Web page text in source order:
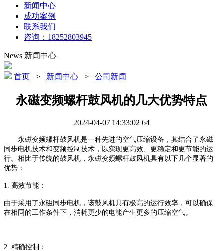
新闻中心
成功案例
联系我们
咨询：18252803945
News 新闻中心
首页 > 新闻中心 > 公司新闻
永磁变频螺杆鼓风机的几大优势特点
2024-04-07 14:33:02 64
永磁变频螺杆鼓风机是一种先进的空气压缩设备，其结合了永磁
同步电机技术和变频控制技术，以实现更高效、更稳定和更节能的运
行。相比于传统的鼓风机，永磁变频螺杆鼓风机具有以下几个显著的
优势：
1. 高效节能：
由于采用了永磁同步电机，该鼓风机具有极高的运行效率，可以确保
在相同的工作条件下，消耗更少的电能产生更多的压缩空气。
2. 精确控制：